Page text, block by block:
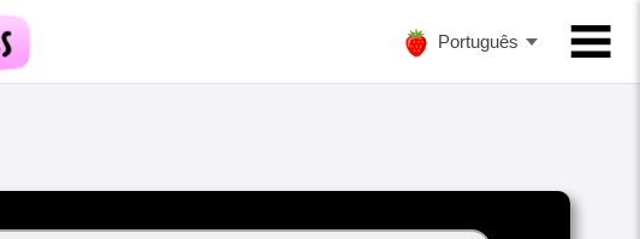
Português